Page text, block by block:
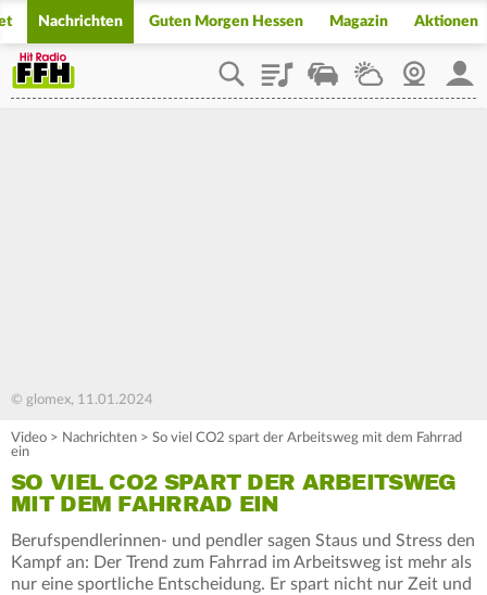
Nachrichten Guten Morgen Hessen Magazin Aktionen
PlaylistStaupilotWetterWebcam
© glomex, 11.01.2024
Video > Nachrichten > So viel CO2 spart der Arbeitsweg mit dem Fahrrad
ein
SO VIEL CO2 SPART DER ARBEITSWEG
MIT DEM FAHRRAD EIN
Berufspendlerinnen- und pendler sagen Staus und Stress den
Kampf an: Der Trend zum Fahrrad im Arbeitsweg ist mehr als
nur eine sportliche Entscheidung. Er spart nicht nur Zeit und